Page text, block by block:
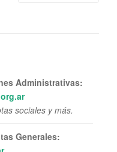
Administrativas:
sociales y más.
Generales: